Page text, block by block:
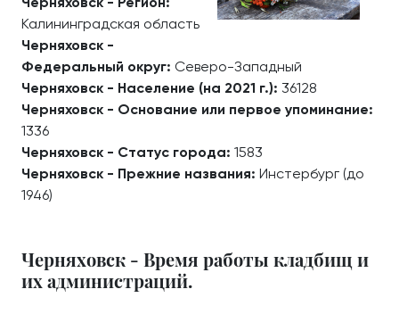
Калининградская область
Черняховск -
Федеральный округ: Северо-Западный
Черняховск - Население (на 2021 г.): 36128
Черняховск - Основание или первое упоминание:
1336
Черняховск - Статус города: 1583
Черняховск - Прежние названия: Инстербург (до
1946)
Черняховск - Время работы кладбищ и
их администраций.